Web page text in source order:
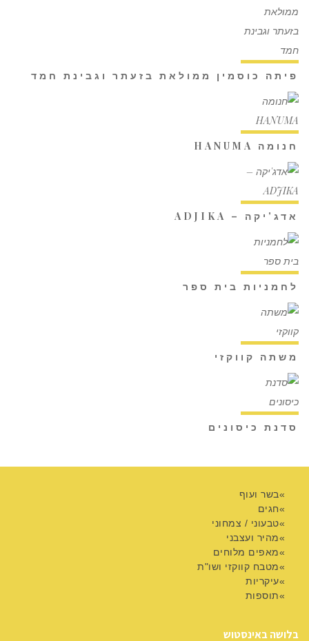
פיתה כוסמין ממולאת בזעתר וגבינת חמד
חנומה HANUMA
אדג'יקה – ADJIKA
לחמניות בית ספר
משתה קווקזי
סדנת כיסונים
בשר ועוף
חגים
טבעוני / צמחוני
מהיר ועצבני
מאפים מלוחים
מטבח קווקזי ושו"ת
עיקריות
תוספות
בלושה באינסטוש